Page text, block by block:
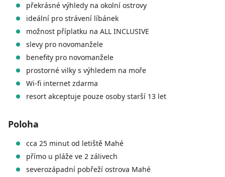
překrásné výhledy na okolní ostrovy
ideální pro strávení líbánek
možnost příplatku na ALL INCLUSIVE
slevy pro novomanžele
benefity pro novomanžele
prostorné vilky s výhledem na moře
Wi-fi internet zdarma
resort akceptuje pouze osoby starší 13 let
Poloha
cca 25 minut od letiště Mahé
přímo u pláže ve 2 zálivech
severozápadní pobřeží ostrova Mahé